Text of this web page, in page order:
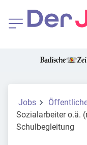
Jobs
Sozialarbeiter o.ä.
Schulbegleitung